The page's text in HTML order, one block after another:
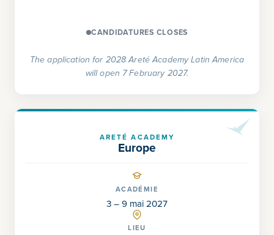
CANDIDATURES CLOSES
The application for 2028 Areté Academy Latin America
will open 7 February 2027.
ARETÉ ACADEMY
Europe
ACADÉMIE
3 – 9 mai 2027
LIEU